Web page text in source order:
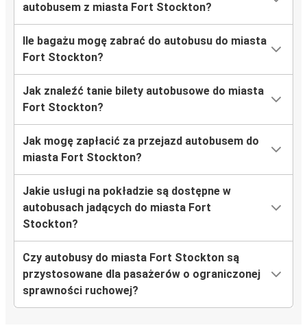
autobusem z miasta Fort Stockton?
Ile bagażu mogę zabrać do autobusu do miasta
Fort Stockton?
Jak znaleźć tanie bilety autobusowe do miasta
Fort Stockton?
Jak mogę zapłacić za przejazd autobusem do
miasta Fort Stockton?
Jakie usługi na pokładzie są dostępne w
autobusach jadących do miasta Fort
Stockton?
Czy autobusy do miasta Fort Stockton są
przystosowane dla pasażerów o ograniczonej
sprawności ruchowej?